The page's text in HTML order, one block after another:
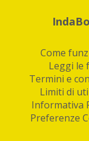
Come
Leggi le
Termini e
Limiti di
Informativa
Preferenze